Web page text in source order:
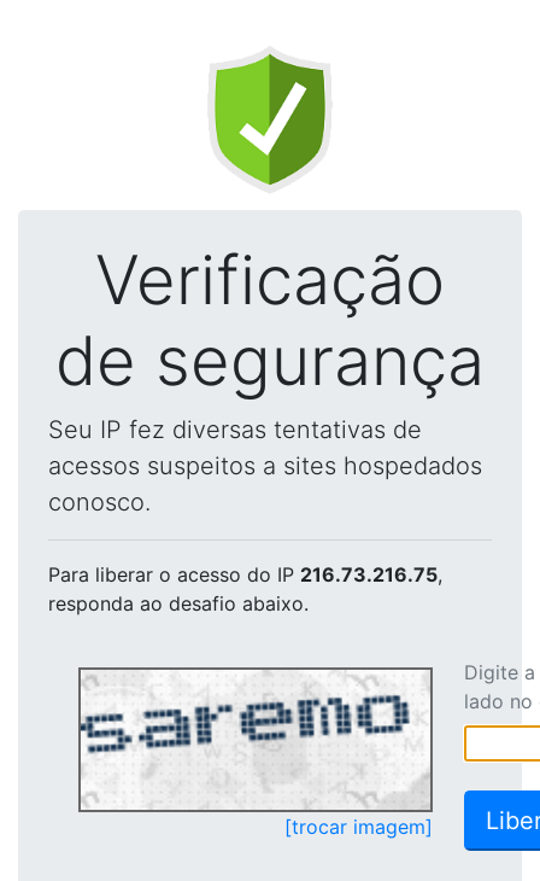
Verificação
de segurança
Seu IP fez diversas tentativas de
acessos suspeitos a sites hospedados
conosco.
Para liberar o acesso do IP 216.73.216.75,
responda ao desafio abaixo.
[trocar imagem]
Digite
lado no